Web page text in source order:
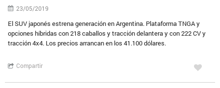
23/05/2019
El SUV japonés estrena generación en Argentina. Plataforma TNGA y
opciones híbridas con 218 caballos y tracción delantera y con 222 CV y
tracción 4x4. Los precios arrancan en los 41.100 dólares.
Compartir